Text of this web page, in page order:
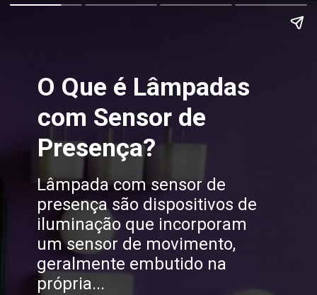
O Que é Lâmpadas
com Sensor de
Presença?
Lâmpada com sensor de
presença são dispositivos de
iluminação que incorporam
um sensor de movimento,
geralmente embutido na
própria...